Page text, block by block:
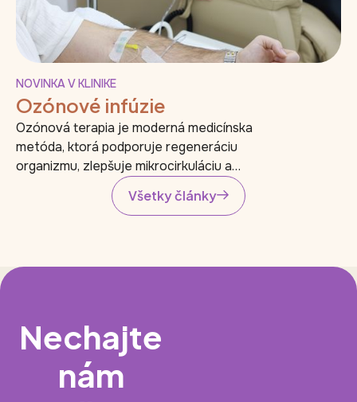
NOVINKA V KLINIKE
Ozónové infúzie
Ozónová terapia je moderná medicínska
metóda, ktorá podporuje regeneráciu
organizmu, zlepšuje mikrocirkuláciu a
pomáha pri chronickej únave, strese a
oslabení imunity. Zistite, ako fungujú
Všetky články
Nechajte
nám